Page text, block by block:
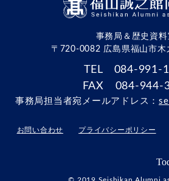
事務局＆歴史資料
〒720-0082 広島県福山市
TEL 084-991-
FAX 084-944-
事務局担当者宛メールアドレス：
お問い合わせ プライバシーポリシー